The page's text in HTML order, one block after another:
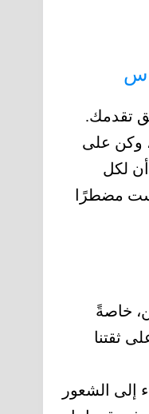
تقدمك.
وكن على
أن لكل
مضطرًا
خاصةً
ثقتنا
إلى الشعور